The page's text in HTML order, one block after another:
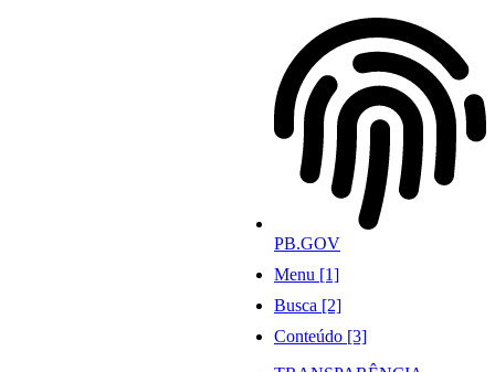
PB.GOV
Menu [1]
Busca [2]
Conteúdo [3]